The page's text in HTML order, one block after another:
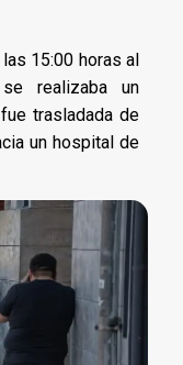
15:00 horas al
realizaba un
trasladada de
un hospital de